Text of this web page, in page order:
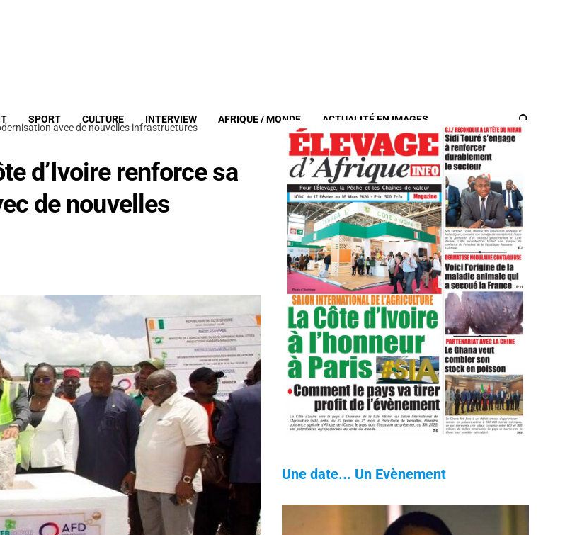
SPORT CULTURE INTERVIEW AFRIQUE / MONDE ACTUALITÉ EN IMAGES
avec de nouvelles infrastructures
d’Ivoire renforce sa
de nouvelles
Une date... Un Evènement